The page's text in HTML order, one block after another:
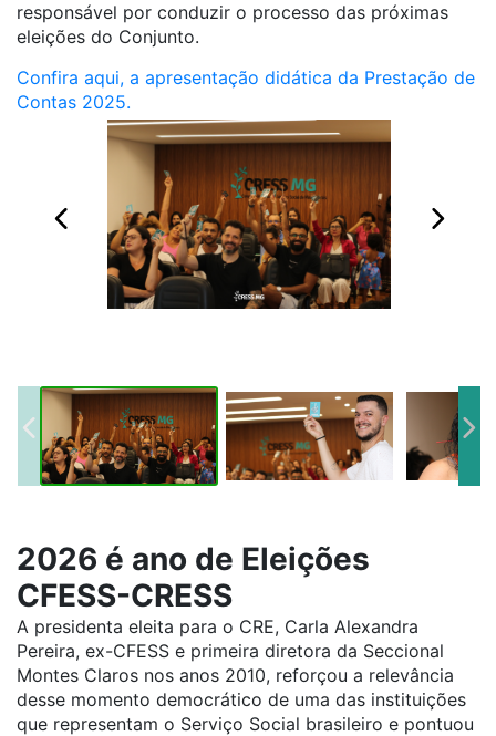
responsável por conduzir o processo das próximas
eleições do Conjunto.
Confira aqui, a apresentação didática da Prestação de
Contas 2025.
2026 é ano de Eleições
CFESS-CRESS
A presidenta eleita para o CRE, Carla Alexandra
Pereira, ex-CFESS e primeira diretora da Seccional
Montes Claros nos anos 2010, reforçou a relevância
desse momento democrático de uma das instituições
que representam o Serviço Social brasileiro e pontuou